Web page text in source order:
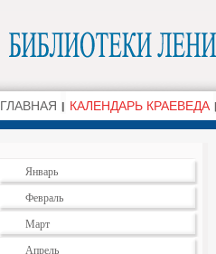
ГЛАВНАЯ КАЛЕНДАРЬ КРАЕВЕДА
Январь
Февраль
Март
Апрель